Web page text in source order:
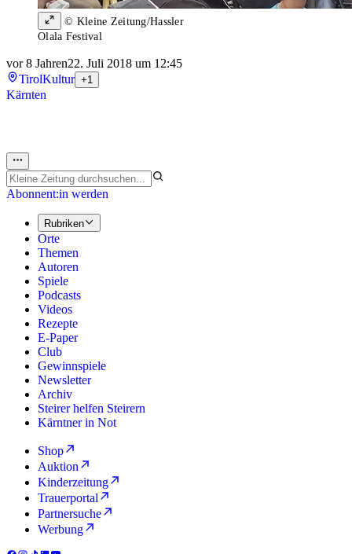
© Kleine Zeitung/Hassler
Olala Festival
vor 8 Jahren22. Juli 2018 um 12:45
TirolKultur +1
Kärnten
Abonnent:in werden
Rubriken
Orte
Themen
Autoren
Spiele
Podcasts
Videos
Rezepte
E-Paper
Club
Gewinnspiele
Newsletter
Archiv
Steirer helfen Steirern
Kärntner in Not
Shop
Auktion
Kinderzeitung
Trauerportal
Partnersuche
Werbung